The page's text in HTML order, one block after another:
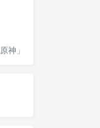
原神 」